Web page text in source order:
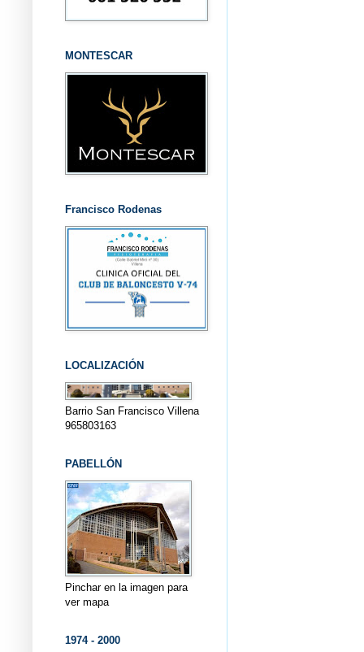
MONTESCAR
Francisco Rodenas
LOCALIZACIÓN
Barrio San Francisco Villena
965803163
PABELLÓN
Pinchar en la imagen para
ver mapa
1974 - 2000